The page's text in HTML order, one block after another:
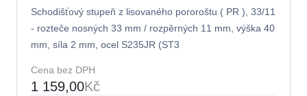
Schodišťový stupeň z lisovaného pororoštu ( PR ), 33/11
- rozteče nosných 33 mm / rozpěrných 11 mm, výška 40
mm, síla 2 mm, ocel S235JR (ST3
Cena bez DPH
1 159,00Kč